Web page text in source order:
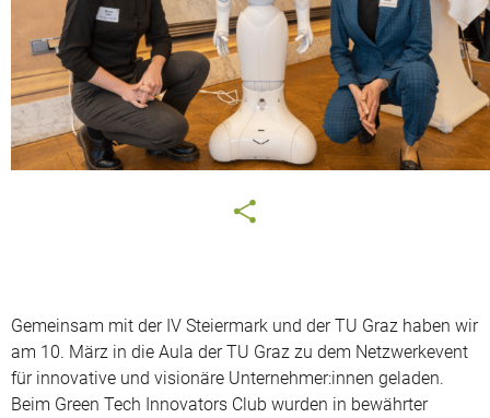
Gemeinsam mit der IV Steiermark und der TU Graz haben wir
am 10. März in die Aula der TU Graz zu dem Netzwerkevent
für innovative und visionäre Unternehmer:innen geladen.
Beim Green Tech Innovators Club wurden in bewährter